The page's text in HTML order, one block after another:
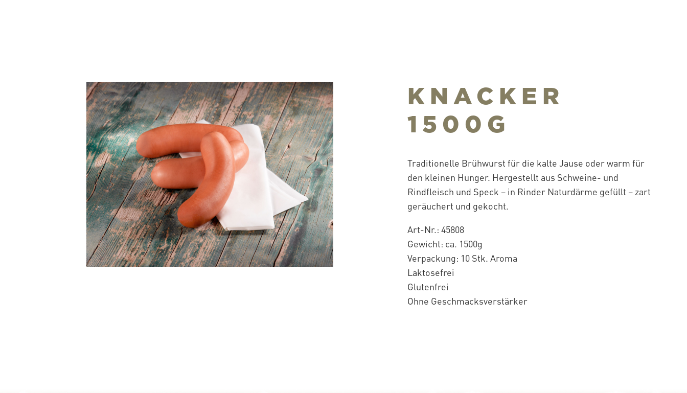
KNACKER
1500G
Traditionelle Brühwurst für die kalte Jause oder warm für
den kleinen Hunger. Hergestellt aus Schweine- und
Rindfleisch und Speck – in Rinder Naturdärme gefüllt – zart
geräuchert und gekocht.
Art-Nr.: 45808
Gewicht: ca. 1500g
Verpackung: 10 Stk. Aroma
Laktosefrei
Glutenfrei
Ohne Geschmacksverstärker